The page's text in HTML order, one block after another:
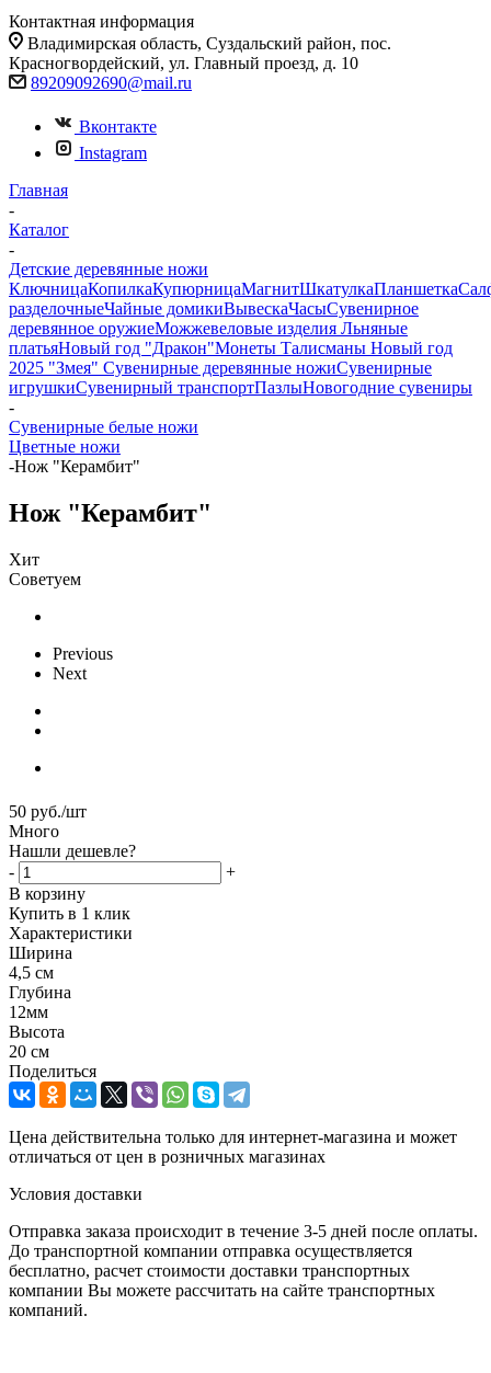
Контактная информация
Владимирская область, Суздальский район, пос.
Красногвордейский, ул. Главный проезд, д. 10
89209092690@mail.ru
Вконтакте
Instagram
Главная
-
Каталог
-
Детские деревянные ножи
КлючницаКопилкаКупюрницаМагнитШкатулкаПланшетка
разделочныеЧайные домикиВывескаЧасыСувенирное
деревянное оружиеМожжевеловые изделия Льняные
платьяНовый год "Дракон"Монеты Талисманы Новый год
2025 "Змея" Сувенирные деревянные ножиСувенирные
игрушкиСувенирный транспортПазлыНовогодние сувениры
-
Сувенирные белые ножи
Цветные ножи
-Нож "Керамбит"
Нож "Керамбит"
Хит
Советуем
Previous
Next
50 руб./шт
Много
Нашли дешевле?
-
+
В корзину
Купить в 1 клик
Характеристики
Ширина
4,5 см
Глубина
12мм
Высота
20 см
Поделиться
Цена действительна только для интернет-магазина и может
отличаться от цен в розничных магазинах
Условия доставки
Отправка заказа происходит в течение 3-5 дней после оплаты.
До транспортной компании отправка осуществляется
бесплатно, расчет стоимости доставки транспортных
компании Вы можете рассчитать на сайте транспортных
компаний.